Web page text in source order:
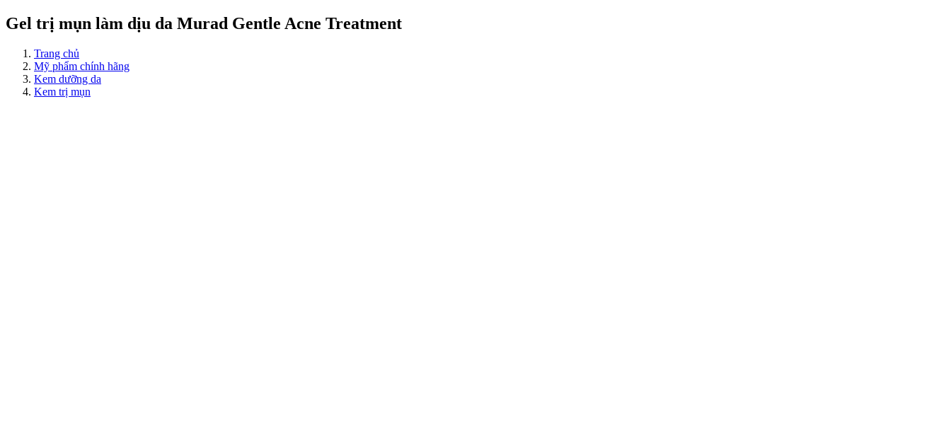
Gel trị mụn làm dịu da Murad Gentle Acne Treatment
Trang chủ
Mỹ phẩm chính hãng
Kem dưỡng da
Kem trị mụn